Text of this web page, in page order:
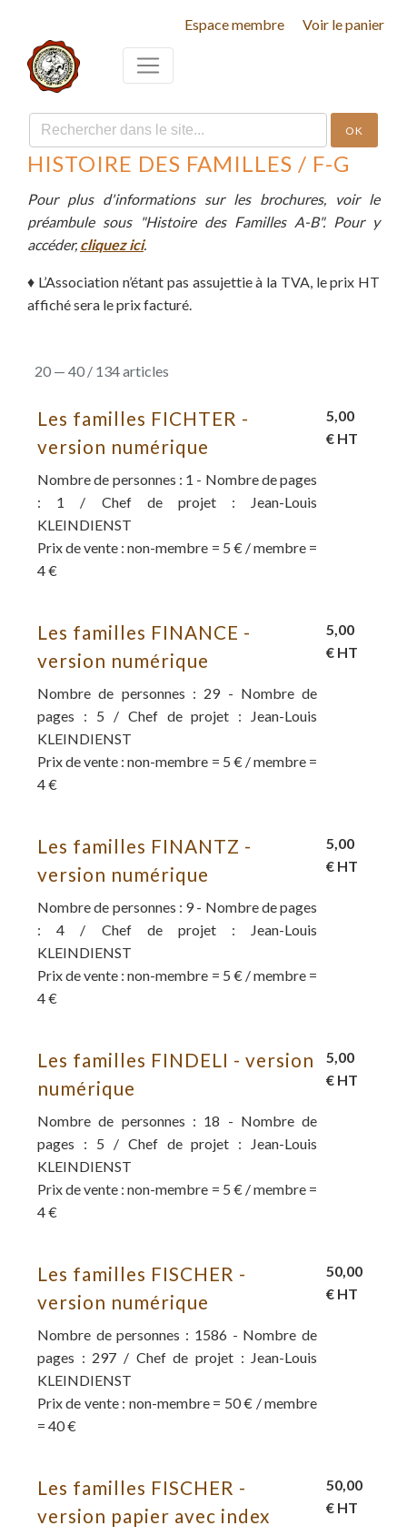
Espace membre Voir le panier
OK
HISTOIRE DES FAMILLES / F-G
Pour plus d'informations sur les brochures, voir le
préambule sous "Histoire des Familles A-B". Pour y
accéder, cliquez ici.
♦ L’Association n’étant pas assujettie à la TVA, le prix HT
affiché sera le prix facturé.
20 — 40 / 134 articles
Les familles FICHTER -
version numérique
Nombre de personnes : 1 - Nombre de pages
: 1 / Chef de projet : Jean-Louis
KLEINDIENST
Prix de vente : non-membre = 5 € / membre =
4 €
5,00
€ HT
Les familles FINANCE -
version numérique
Nombre de personnes : 29 - Nombre de
pages : 5 / Chef de projet : Jean-Louis
KLEINDIENST
Prix de vente : non-membre = 5 € / membre =
4 €
5,00
€ HT
Les familles FINANTZ -
version numérique
Nombre de personnes : 9 - Nombre de pages
: 4 / Chef de projet : Jean-Louis
KLEINDIENST
Prix de vente : non-membre = 5 € / membre =
4 €
5,00
€ HT
Les familles FINDELI - version
numérique
Nombre de personnes : 18 - Nombre de
pages : 5 / Chef de projet : Jean-Louis
KLEINDIENST
Prix de vente : non-membre = 5 € / membre =
4 €
5,00
€ HT
Les familles FISCHER -
version numérique
Nombre de personnes : 1586 - Nombre de
pages : 297 / Chef de projet : Jean-Louis
KLEINDIENST
Prix de vente : non-membre = 50 € / membre
= 40 €
50,00
€ HT
Les familles FISCHER -
version papier avec index
50,00
€ HT